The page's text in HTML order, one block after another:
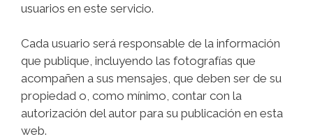
usuarios en este servicio.
Cada usuario será responsable de la información
que publique, incluyendo las fotografías que
acompañen a sus mensajes, que deben ser de su
propiedad o, como mínimo, contar con la
autorización del autor para su publicación en esta
web.